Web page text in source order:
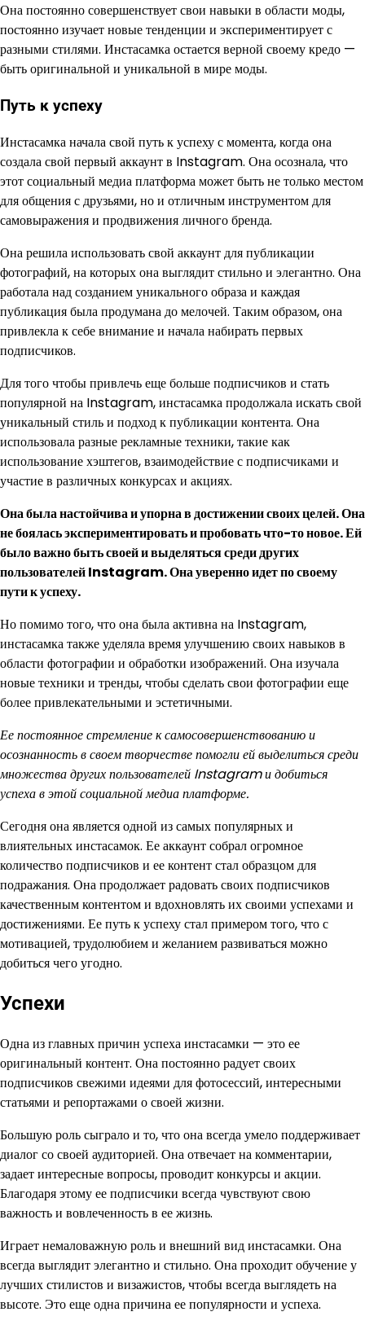
Она постоянно совершенствует свои навыки в области моды,
постоянно изучает новые тенденции и экспериментирует с
разными стилями. Инстасамка остается верной своему кредо —
быть оригинальной и уникальной в мире моды.
Путь к успеху
Инстасамка начала свой путь к успеху с момента, когда она
создала свой первый аккаунт в Instagram. Она осознала, что
этот социальный медиа платформа может быть не только местом
для общения с друзьями, но и отличным инструментом для
самовыражения и продвижения личного бренда.
Она решила использовать свой аккаунт для публикации
фотографий, на которых она выглядит стильно и элегантно. Она
работала над созданием уникального образа и каждая
публикация была продумана до мелочей. Таким образом, она
привлекла к себе внимание и начала набирать первых
подписчиков.
Для того чтобы привлечь еще больше подписчиков и стать
популярной на Instagram, инстасамка продолжала искать свой
уникальный стиль и подход к публикации контента. Она
использовала разные рекламные техники, такие как
использование хэштегов, взаимодействие с подписчиками и
участие в различных конкурсах и акциях.
Она была настойчива и упорна в достижении своих целей. Она
не боялась экспериментировать и пробовать что-то новое. Ей
было важно быть своей и выделяться среди других
пользователей Instagram. Она уверенно идет по своему
пути к успеху.
Но помимо того, что она была активна на Instagram,
инстасамка также уделяла время улучшению своих навыков в
области фотографии и обработки изображений. Она изучала
новые техники и тренды, чтобы сделать свои фотографии еще
более привлекательными и эстетичными.
Ее постоянное стремление к самосовершенствованию и
осознанность в своем творчестве помогли ей выделиться среди
множества других пользователей Instagram и добиться
успеха в этой социальной медиа платформе.
Сегодня она является одной из самых популярных и
влиятельных инстасамок. Ее аккаунт собрал огромное
количество подписчиков и ее контент стал образцом для
подражания. Она продолжает радовать своих подписчиков
качественным контентом и вдохновлять их своими успехами и
достижениями. Ее путь к успеху стал примером того, что с
мотивацией, трудолюбием и желанием развиваться можно
добиться чего угодно.
Успехи
Одна из главных причин успеха инстасамки — это ее
оригинальный контент. Она постоянно радует своих
подписчиков свежими идеями для фотосессий, интересными
статьями и репортажами о своей жизни.
Большую роль сыграло и то, что она всегда умело поддерживает
диалог со своей аудиторией. Она отвечает на комментарии,
задает интересные вопросы, проводит конкурсы и акции.
Благодаря этому ее подписчики всегда чувствуют свою
важность и вовлеченность в ее жизнь.
Играет немаловажную роль и внешний вид инстасамки. Она
всегда выглядит элегантно и стильно. Она проходит обучение у
лучших стилистов и визажистов, чтобы всегда выглядеть на
высоте. Это еще одна причина ее популярности и успеха.